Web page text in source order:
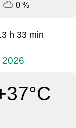
0 %
h 33 min
2026